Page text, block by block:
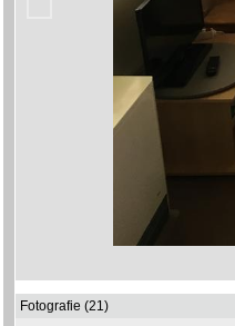
Fotografie (21)